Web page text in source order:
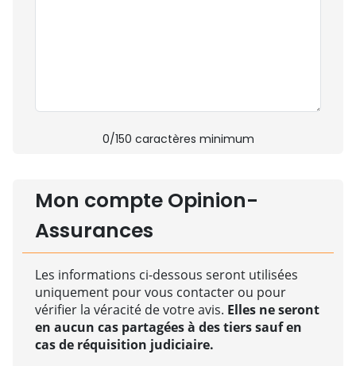
0/150 caractères minimum
Mon compte Opinion-
Assurances
Les informations ci-dessous seront utilisées
uniquement pour vous contacter ou pour
vérifier la véracité de votre avis. Elles ne seront
en aucun cas partagées à des tiers sauf en
cas de réquisition judiciaire.